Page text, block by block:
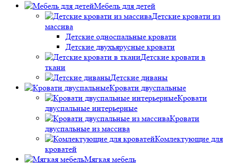
Мебель для детей
Детские кровати из
массива
Детские односпальные кровати
Детские двухъярусные кровати
Детские кровати в
ткани
Детские диваны
Кровати двуспальные
Кровати
двуспальные интерьерные
Кровати
двуспальные из массива
Комлектующие для
кроватей
Мягкая мебель